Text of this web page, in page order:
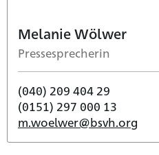
Melanie Wölwer
Pressesprecherin
(040) 209 404 29
(0151) 297 000 13
m.woelwer@bsvh.org